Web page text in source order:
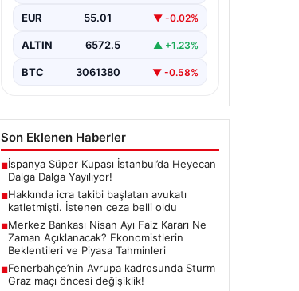
{"title": "İcra Takibine Zarar Verme
Nedeniyle Avukata Yönelik Silahlı
"content":…
EUR 55.01 ▼ -0.02%
ALTIN 6572.5 ▲ +1.23%
BTC 3061380 ▼ -0.58%
Son Eklenen Haberler
■İspanya Süper Kupası İstanbul’da Heyecan
Dalga Dalga Yayılıyor!
■Hakkında icra takibi başlatan avukatı
katletmişti. İstenen ceza belli oldu
■Merkez Bankası Nisan Ayı Faiz Kararı Ne
Zaman Açıklanacak? Ekonomistlerin
Beklentileri ve Piyasa Tahminleri
■Fenerbahçe’nin Avrupa kadrosunda Sturm
Graz maçı öncesi değişiklik!